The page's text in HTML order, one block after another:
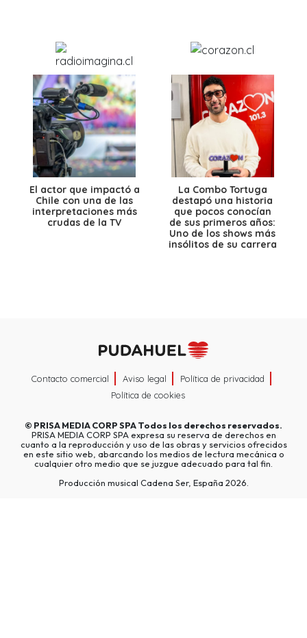
El actor que impactó a
Chile con una de las
interpretaciones más
crudas de la TV
La Combo Tortuga
destapó una historia
que pocos conocían
de sus primeros años:
Uno de los shows más
insólitos de su carrera
Contacto comercial Aviso legal
Política de privacidad
Política de cookies
© PRISA MEDIA CORP SPATodos los derechos reservados.
PRISA MEDIA CORP SPA expresa su reserva de derechos en
cuanto a la reproducción y uso de las obras y servicios ofrecidos
en este sitio web, abarcando los medios de lectura mecánica o
cualquier otro medio que se juzgue adecuado para tal fin.
Producción musical Cadena Ser, España 2026.